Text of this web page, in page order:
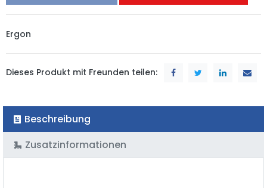
Ergon
Dieses Produkt mit Freunden teilen:
Beschreibung
Zusatzinformationen